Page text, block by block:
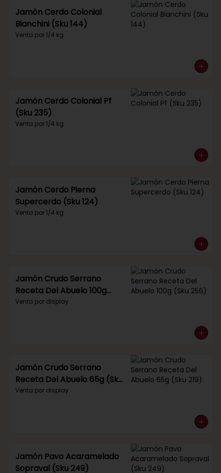
Jamón Cerdo Colonial
Bianchini (Sku 144)
Venta por 1/4 kg.
Jamón Cerdo Colonial Pf
(Sku 235)
Venta por 1/4 kg.
Jamón Cerdo Pierna
Supercerdo (Sku 124)
Venta por 1/4 kg.
Jamón Crudo Serrano
Receta Del Abuelo 100g
(Sku 256)
Venta por display.
Jamón Crudo Serrano
Receta Del Abuelo 65g (Sku
219)
Venta por display.
Jamón Pavo Acaramelado
Sopraval (Sku 249)